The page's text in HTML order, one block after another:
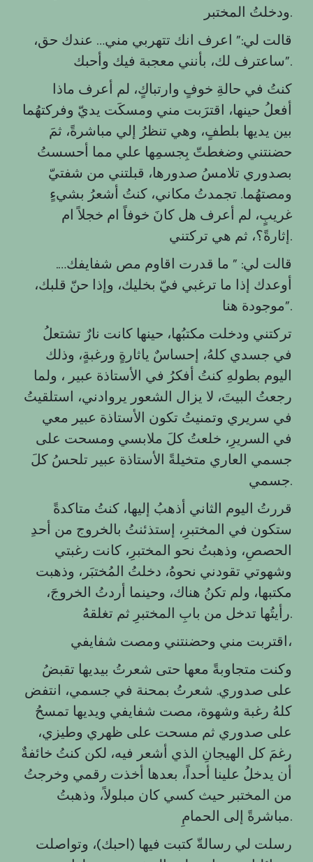
ودخلتُ المختبر.
قالت لي:” اعرف انك تتهربي مني… عندك حق،
ساعترف لك، بأنني معجبة فيك وأحبك”.
كنتُ في حالةِ خوفٍ وارتباكٍ، لم أعرف ماذا
أفعلُ حينها، اقترَبت مني ومسكَت يديّ وفركتهُما
بين يديها بلطفٍ، وهي تنظرُ إلي مباشرةً، ثمَ
حضنتني وضغطتّ بِجسمِها علي مما أحسستُ
بصدوري تلامسُ صدورها، قبلتني من شفتيّ
ومصتهُما. تجمدتُ مكاني، كنتُ أشعرُ بشيءٍ
غريبٍ، لم أعرف هل كانَ خوفاً ام خجلاً ام
إثارةً؟، ثم هي تركتني.
قالت لي: ” ما قدرت اقاوم مص شفايفك….
أوعدك إذا ما ترغبي فيّ بخليك، وإذا حنّ قلبك،
موجودة هنا”.
تركتني ودخلت مكتبُها، حينها كانت نارٌ تشتعلُ
في جسدي كلهُ، إحساسٌ ياثارةٍ ورغبةٍ، وذلك
اليوم بطولهِ كنتُ أفكرُ في الأستاذة عبير ، ولما
رجعتُ البيتَ، لا يزال الشعور يروادني، استلقيتُ
في سريري وتمنيتُ تكون الأستاذة عبير معي
في السريرِ، خلعتُ كلَ ملابسي ومسحت على
جسمي العاري متخيلةً الأستاذة عبير تلحسُ كلَ
جسمي.
قررتُ اليوم الثاني أذهبُ إليها، كنتُ متاكدةً
ستكون في المختبرِ، إستذئنتُ بالخروج من أحدِ
الحصصِ، وذهبتُ نحو المختبرِ، كانت رغبتي
وشهوتي تقودني نحوهُ، دخلتُ المُختبَر، وذهبت
مكتبها، ولم تكنُ هناك، وحينما أردتُ الخروجَ،
رأيتُها تدخل من بابِ المختبرِ ثم تغلقهُ.
اقتربت مني وحضنتني ومصت شفايفي،
على صدوري. شعرتُ بمحنة في جسمي، انتفض
كلهُ رغبة وشهوة، مصت شفايفي ويديها تمسحُ
على صدوري ثم مسحت على ظهري وطيزي،
رغمَ كل الهيجانِ الذي أشعر فيه، لكن كنتُ خائفةٌ
أن يدخلُ علينا أحداً، بعدها أخذت رقمي وخرجتُ
من المختبر حيث كسي كان مبلولاً، وذهبتُ
مباشرةً إلى الحمامِ.
رسلت لي رسالةّ كتبت فيها (احبك)، وتواصلت